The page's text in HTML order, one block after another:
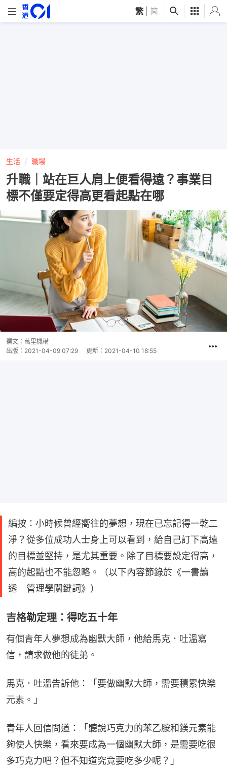
繁 简
生活 職場
升職｜站在巨人肩上便看得遠？事業目
標不僅要定得高更看起點在哪
撰文： 萬里機構
出版： 2021-04-09 07:29 更新： 2021-04-10 18:55
編按：小時候曾經嚮往的夢想，現在已忘記得一乾二
淨？從多位成功人士身上可以看到，給自己訂下高遠
的目標並堅持，是尤其重要。除了目標要設定得高，
高的起點也不能忽略。（以下內容節錄於《一書讀
透 管理學關鍵詞》）
吉格勒定理：得吃五十年
有個青年人夢想成為幽默大師，他給馬克．吐溫寫
信，請求做他的徒弟。
馬克．吐溫告訴他：「要做幽默大師，需要積累快樂
元素。」
青年人回信問道：「聽說巧克力的苯乙胺和鎂元素能
夠使人快樂，看來要成為一個幽默大師，是需要吃很
多巧克力吧？但不知道究竟要吃多少呢？」